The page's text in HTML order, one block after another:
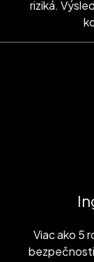
riziká.
Viac ako 5